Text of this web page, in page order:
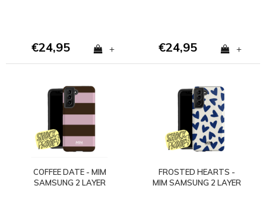
€24,95 + €24,95 +
COFFEE DATE - MIM
SAMSUNG 2 LAYER
FROSTED HEARTS -
MIM SAMSUNG 2 LAYER